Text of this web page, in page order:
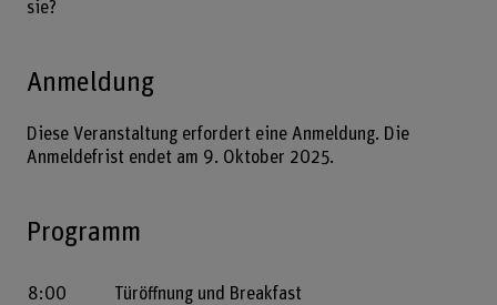
sie?
Anmeldung
Diese Veranstaltung erfordert eine Anmeldung. Die
Anmeldefrist endet am 9. Oktober 2025.
Programm
8:00 Türöffnung und Breakfast